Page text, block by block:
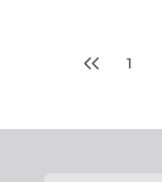
1